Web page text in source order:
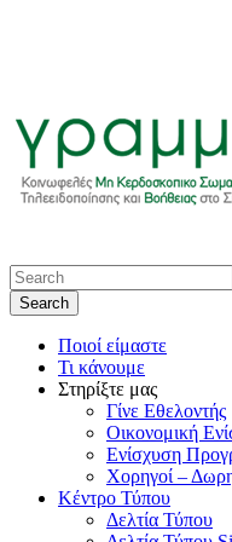
Ποιοί είμαστε
Τι κάνουμε
Στηρίξτε μας
Γίνε Εθελοντής
Οικονομική
Ενίσχυση
Χορηγοί –
Κέντρο Τύπου
Δελτία Τύπου